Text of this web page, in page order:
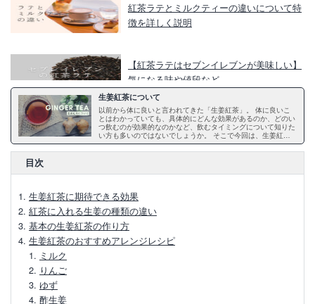
紅茶ラテとミルクティーの違いについて特
徴を詳しく説明
【紅茶ラテはセブンイレブンが美味しい】
気になる味や値段など
【紅茶ラテの作り方】アイスやスタバ風、
お手軽紅茶ラテアートも
【圧力鍋であずき紅茶】圧力鍋の選び方と
おすすめ7点
生姜紅茶について
以前から体に良いと言われてきた「生姜紅茶」。 体に良いこ
とはわかっていても、具体的にどんな効果があるのか、どのい
つ飲むのが効果的なのかなど、飲むタイミングについて知りた
い方も多いのではないでしょうか。 そこで今回は、生姜紅茶
を飲むことで得られる効果やレシピなど、生姜紅茶について詳
しくご紹介します。 ぜひ最後までご覧ください。
目次
生姜紅茶に期待できる効果
紅茶に入れる生姜の種類の違い
基本の生姜紅茶の作り方
生姜紅茶のおすすめアレンジレシピ
ミルク
りんご
ゆず
酢生姜